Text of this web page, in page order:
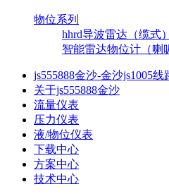
物位系列
hhrd导波雷达（缆式）
智能雷达物位计（喇
js555888金沙-金沙js1005线
关于js555888金沙
流量仪表
压力仪表
液/物位仪表
下载中心
方案中心
技术中心